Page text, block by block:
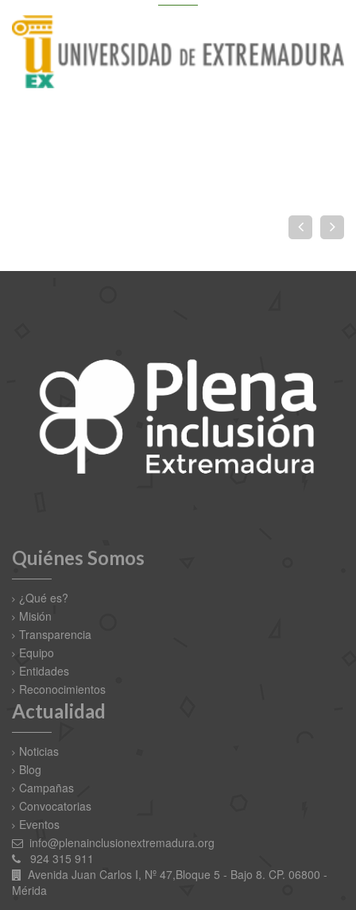
Quiénes Somos
¿Qué es?
Misión
Transparencia
Equipo
Entidades
Reconocimientos
Actualidad
Noticias
Blog
Campañas
Convocatorias
Eventos
info@plenainclusionextremadura.org
924 315 911
Avenida Juan Carlos I, Nº 47,Bloque 5 - Bajo 8. CP. 06800 -
Mérida